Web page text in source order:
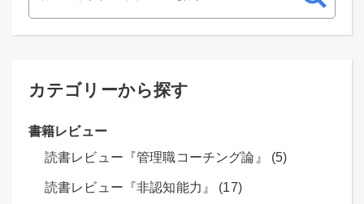
カテゴリーから探す
書籍レビュー
読書レビュー『管理職コーチング論』 (5)
読書レビュー『非認知能力』 (17)